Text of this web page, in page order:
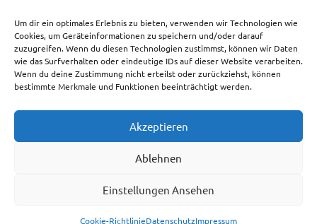
Um dir ein optimales Erlebnis zu bieten, verwenden wir Technologien wie
Cookies, um Geräteinformationen zu speichern und/oder darauf
zuzugreifen. Wenn du diesen Technologien zustimmst, können wir Daten
wie das Surfverhalten oder eindeutige IDs auf dieser Website verarbeiten.
Wenn du deine Zustimmung nicht erteilst oder zurückziehst, können
bestimmte Merkmale und Funktionen beeinträchtigt werden.
Akzeptieren
Ablehnen
Einstellungen Ansehen
Cookie-RichtlinieDatenschutzImpressum
zum Gutschein
Copyright © 2026 Das Atelier